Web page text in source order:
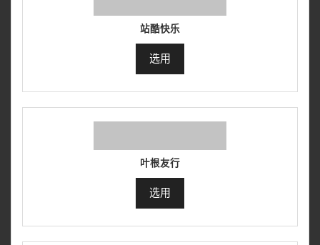
站酷快乐
选用
叶根友行
选用